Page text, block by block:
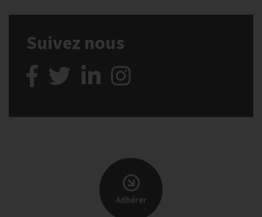
Suivez nous
Adhérer